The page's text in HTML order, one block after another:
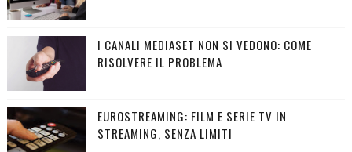
I CANALI MEDIASET NON SI VEDONO: COME
RISOLVERE IL PROBLEMA
EUROSTREAMING: FILM E SERIE TV IN
STREAMING, SENZA LIMITI